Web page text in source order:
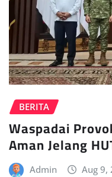
BERITA
Waspadai
Aman Jelang
Admin Aug 9,